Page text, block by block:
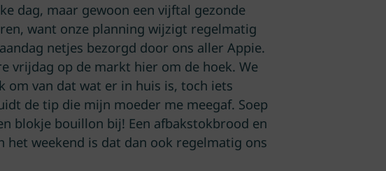
dag, maar gewoon een vijftal gezonde
want onze planning wijzigt regelmatig
netjes bezorgd door ons aller Appie.
vrijdag op de markt hier om de hoek. We
om van dat wat er in huis is, toch iets
de tip die mijn moeder me meegaf. Soep
blokje bouillon bij! Een afbakstokbrood en
weekend is dat dan ook regelmatig ons